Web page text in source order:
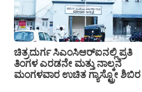
ಚಿತ್ರದುರ್ಗ ಸಿಎಂಸಿಆರ್‍ಐನಲ್ಲಿ ಪ್ರತಿ
ತಿಂಗಳ ಎರಡನೇ ಮತ್ತು ನಾಲ್ಕನೆ
ಮಂಗಳವಾರ ಉಚಿತ ಗ್ಯಾಸ್ಟ್ರೋ ಶಿಬಿರ